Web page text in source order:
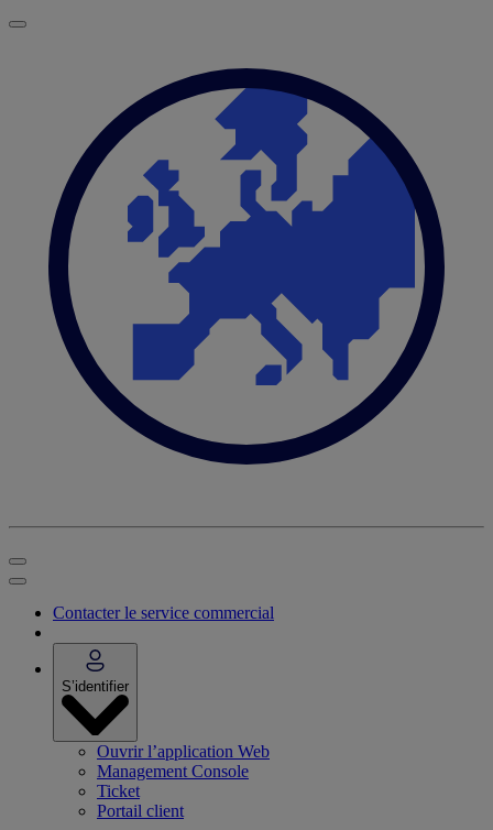
Contacter le service commercial
S’identifier
Ouvrir l’application Web
Management Console
Ticket
Portail client